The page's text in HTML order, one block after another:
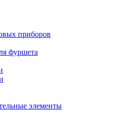
приборов
фуршета
элементы